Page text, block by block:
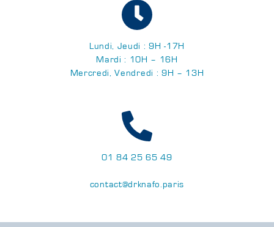
Lundi, Jeudi : 9H -17H
Mardi : 10H – 16H
Mercredi, Vendredi : 9H – 13H
01 84 25 65 49
contact@drknafo.paris